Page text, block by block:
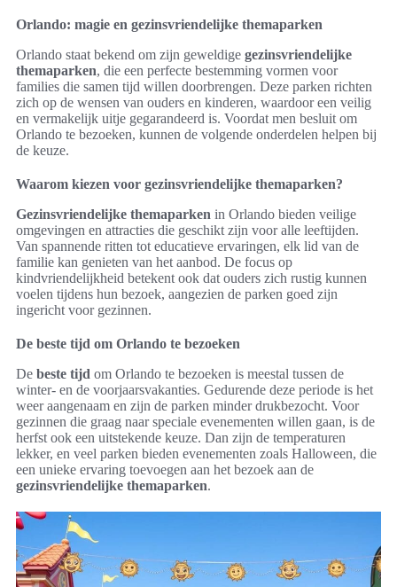
Orlando: magie en gezinsvriendelijke themaparken
Orlando staat bekend om zijn geweldige gezinsvriendelijke
themaparken, die een perfecte bestemming vormen voor
families die samen tijd willen doorbrengen. Deze parken richten
zich op de wensen van ouders en kinderen, waardoor een veilig
en vermakelijk uitje gegarandeerd is. Voordat men besluit om
Orlando te bezoeken, kunnen de volgende onderdelen helpen bij
de keuze.
Waarom kiezen voor gezinsvriendelijke themaparken?
Gezinsvriendelijke themaparken in Orlando bieden veilige
omgevingen en attracties die geschikt zijn voor alle leeftijden.
Van spannende ritten tot educatieve ervaringen, elk lid van de
familie kan genieten van het aanbod. De focus op
kindvriendelijkheid betekent ook dat ouders zich rustig kunnen
voelen tijdens hun bezoek, aangezien de parken goed zijn
ingericht voor gezinnen.
De beste tijd om Orlando te bezoeken
De beste tijd om Orlando te bezoeken is meestal tussen de
winter- en de voorjaarsvakanties. Gedurende deze periode is het
weer aangenaam en zijn de parken minder drukbezocht. Voor
gezinnen die graag naar speciale evenementen willen gaan, is de
herfst ook een uitstekende keuze. Dan zijn de temperaturen
lekker, en veel parken bieden evenementen zoals Halloween, die
een unieke ervaring toevoegen aan het bezoek aan de
gezinsvriendelijke themaparken.